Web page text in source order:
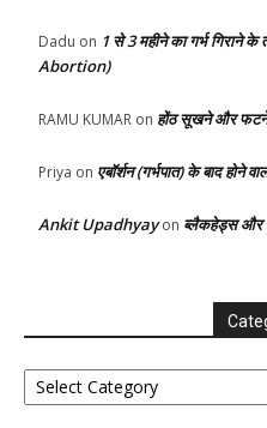
Dadu on 1 से 3 महीने का गर्भ
Abortion)
RAMU KUMAR on होंठ सूखने और फटने
Priya on एबॉर्शन (गर्भपात) के बाद होने
Ankit Upadhyayon ब्लैकहेड्स और
Categories